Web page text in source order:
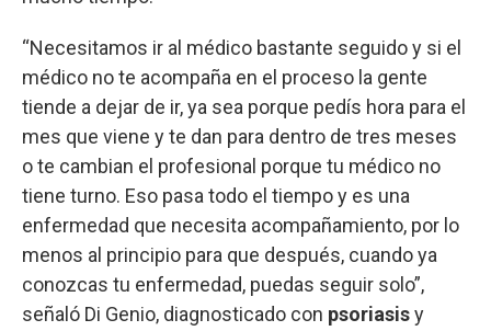
“Necesitamos ir al médico bastante seguido y si el
médico no te acompaña en el proceso la gente
tiende a dejar de ir, ya sea porque pedís hora para el
mes que viene y te dan para dentro de tres meses
o te cambian el profesional porque tu médico no
tiene turno. Eso pasa todo el tiempo y es una
enfermedad que necesita acompañamiento, por lo
menos al principio para que después, cuando ya
conozcas tu enfermedad, puedas seguir solo”,
señaló Di Genio, diagnosticado con psoriasisy